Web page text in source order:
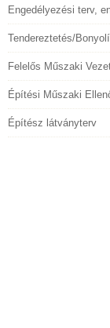
Engedélyezési terv,
Tendereztetés/
Felelős Műszaki
Építési Műszaki
Építész látványterv